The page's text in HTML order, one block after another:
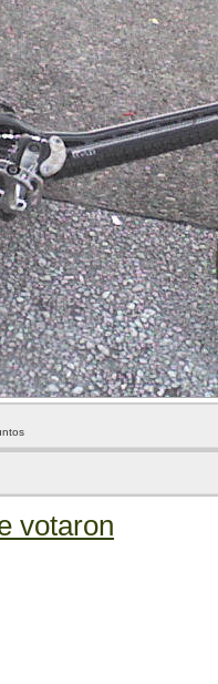
votaron